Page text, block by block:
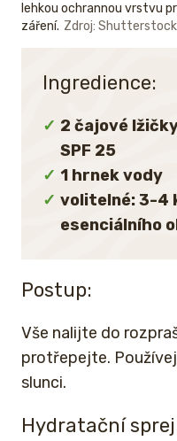
lehkou ochrannou vrstvu
záření. Zdroj:
Ingredience:
2 čajové
SPF 25
1 hrnek vody
volitelné: 3-4
esenciálního
Postup:
Vše nalijte do
protřepejte.
slunci.
Hydratační sprej